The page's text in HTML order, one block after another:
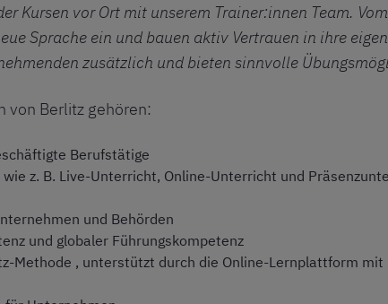
Kursen vor Ort mit unserem Trainer:innen Team.
Sprache ein und bauen aktiv Vertrauen in ihre
zusätzlich und bieten sinnvolle
von Berlitz gehören:
Berufstätige
z. B. Live-Unterricht, Online-Unterricht und
und Behörden
und globaler Führungskompetenz
Methode , unterstützt durch die Online-Lernplattform mit